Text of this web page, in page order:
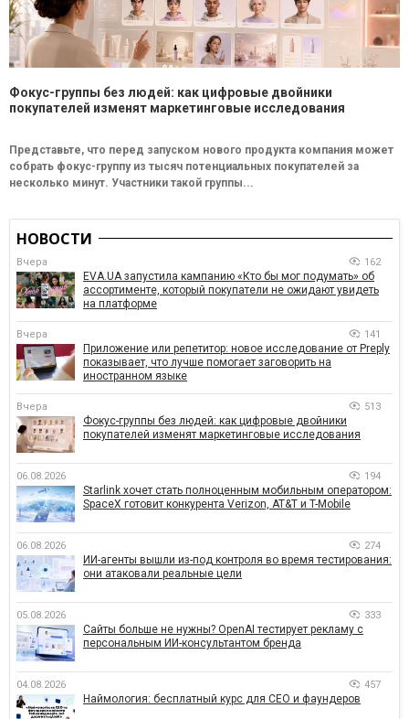
Фокус-группы без людей: как цифровые двойники
покупателей изменят маркетинговые исследования
Представьте, что перед запуском нового продукта компания может
собрать фокус-группу из тысяч потенциальных покупателей за
несколько минут. Участники такой группы...
НОВОСТИ
Вчера 162
EVA.UA запустила кампанию «Кто бы мог подумать» об
ассортименте, который покупатели не ожидают увидеть
на платформе
Вчера 141
Приложение или репетитор: новое исследование от Preply
показывает, что лучше помогает заговорить на
иностранном языке
Вчера 513
Фокус-группы без людей: как цифровые двойники
покупателей изменят маркетинговые исследования
06.08.2026 194
Starlink хочет стать полноценным мобильным оператором:
SpaceX готовит конкурента Verizon, AT&T и T-Mobile
06.08.2026 274
ИИ-агенты вышли из-под контроля во время тестирования:
они атаковали реальные цели
05.08.2026 333
Сайты больше не нужны? OpenAI тестирует рекламу с
персональным ИИ-консультантом бренда
04.08.2026 457
Наймология: бесплатный курс для CEO и фаундеров